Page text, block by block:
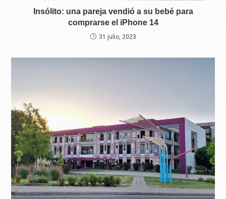
Insólito: una pareja vendió a su bebé para
comprarse el iPhone 14
31 julio, 2023